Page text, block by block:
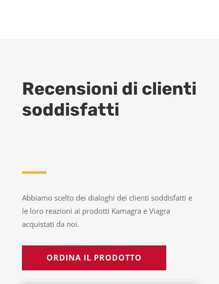
Recensioni di clienti
soddisfatti
Abbiamo scelto dei dialoghi dei clienti soddisfatti e
le loro reazioni ai prodotti Kamagra e Viagra
acquistati da noi.
ORDINA IL PRODOTTO